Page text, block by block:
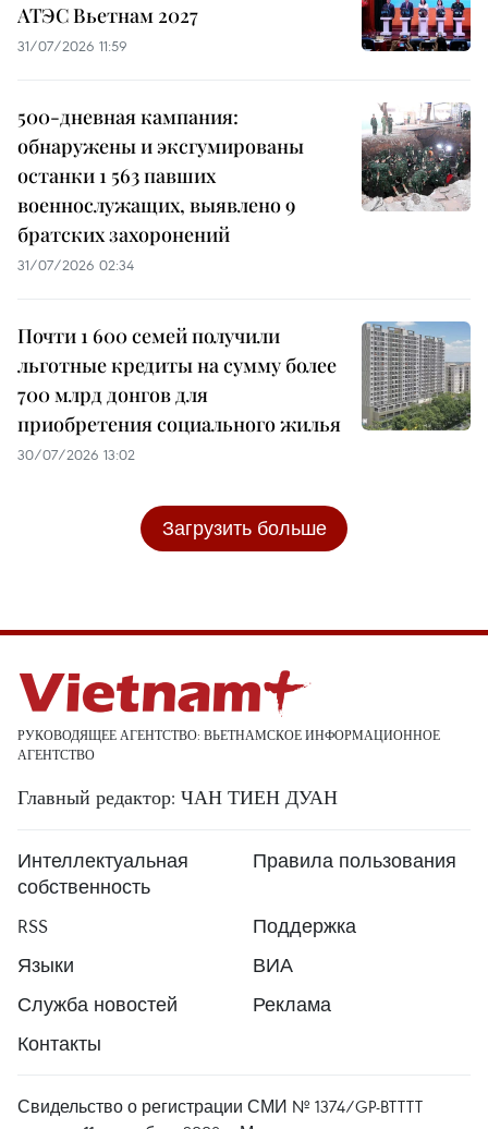
АТЭС Вьетнам 2027
31/07/2026 11:59
500-дневная кампания:
обнаружены и эксгумированы
останки 1 563 павших
военнослужащих, выявлено 9
братских захоронений
31/07/2026 02:34
Почти 1 600 семей получили
льготные кредиты на сумму более
700 млрд донгов для
приобретения социального жилья
30/07/2026 13:02
Загрузить больше
РУКОВОДЯЩЕЕ АГЕНТСТВО: ВЬЕТНАМСКОЕ ИНФОРМАЦИОННОЕ
АГЕНТСТВО
Главный редактор: ЧАН ТИЕН ДУАН
Интеллектуальная
собственность
Правила пользования
RSS
Поддержка
Языки
ВИА
Служба новостей
Реклама
Контакты
Свидельство о регистрации СМИ № 1374/GP-BTTTT